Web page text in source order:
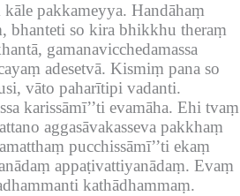
kāle pakkameyya. Handāhaṃ
bhanteti so kira bhikkhu theraṃ
gamanavicchedamassa
adesetvā. Kismiṃ pana so
vāto paharītipi vadanti.
karissāmī’’ti evamāha. Ehi tvaṃ
aggasāvakasseva pakkhaṃ
pucchissāmī’’ti ekaṃ
appaṭivattiyanādaṃ. Evaṃ
kathādhammaṃ.